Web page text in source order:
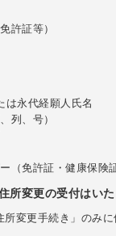
許証等）
は永代経願人氏名
列、号）
（免許証・健康保険
所変更の受付はいた
変更手続き」のみ